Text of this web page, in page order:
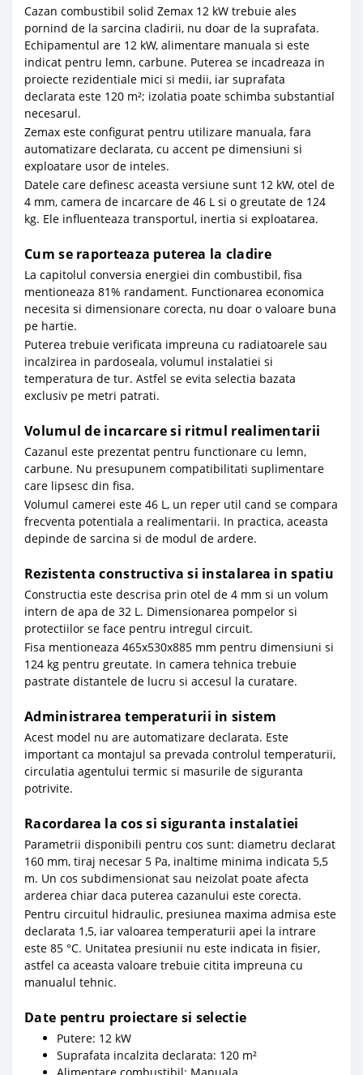
Cazan combustibil solid Zemax 12 kW trebuie ales
pornind de la sarcina cladirii, nu doar de la suprafata.
Echipamentul are 12 kW, alimentare manuala si este
indicat pentru lemn, carbune. Puterea se incadreaza in
proiecte rezidentiale mici si medii, iar suprafata
declarata este 120 m²; izolatia poate schimba substantial
necesarul.
Zemax este configurat pentru utilizare manuala, fara
automatizare declarata, cu accent pe dimensiuni si
exploatare usor de inteles.
Datele care definesc aceasta versiune sunt 12 kW, otel de
4 mm, camera de incarcare de 46 L si o greutate de 124
kg. Ele influenteaza transportul, inertia si exploatarea.
Cum se raporteaza puterea la cladire
La capitolul conversia energiei din combustibil, fisa
mentioneaza 81% randament. Functionarea economica
necesita si dimensionare corecta, nu doar o valoare buna
pe hartie.
Puterea trebuie verificata impreuna cu radiatoarele sau
incalzirea in pardoseala, volumul instalatiei si
temperatura de tur. Astfel se evita selectia bazata
exclusiv pe metri patrati.
Volumul de incarcare si ritmul realimentarii
Cazanul este prezentat pentru functionare cu lemn,
carbune. Nu presupunem compatibilitati suplimentare
care lipsesc din fisa.
Volumul camerei este 46 L, un reper util cand se compara
frecventa potentiala a realimentarii. In practica, aceasta
depinde de sarcina si de modul de ardere.
Rezistenta constructiva si instalarea in spatiu
Constructia este descrisa prin otel de 4 mm si un volum
intern de apa de 32 L. Dimensionarea pompelor si
protectiilor se face pentru intregul circuit.
Fisa mentioneaza 465x530x885 mm pentru dimensiuni si
124 kg pentru greutate. In camera tehnica trebuie
pastrate distantele de lucru si accesul la curatare.
Administrarea temperaturii in sistem
Acest model nu are automatizare declarata. Este
important ca montajul sa prevada controlul temperaturii,
circulatia agentului termic si masurile de siguranta
potrivite.
Racordarea la cos si siguranta instalatiei
Parametrii disponibili pentru cos sunt: diametru declarat
160 mm, tiraj necesar 5 Pa, inaltime minima indicata 5,5
m. Un cos subdimensionat sau neizolat poate afecta
arderea chiar daca puterea cazanului este corecta.
Pentru circuitul hidraulic, presiunea maxima admisa este
declarata 1,5, iar valoarea temperaturii apei la intrare
este 85 °C. Unitatea presiunii nu este indicata in fisier,
astfel ca aceasta valoare trebuie citita impreuna cu
manualul tehnic.
Date pentru proiectare si selectie
Putere: 12 kW
Suprafata incalzita declarata: 120 m²
Alimentare combustibil: Manuala